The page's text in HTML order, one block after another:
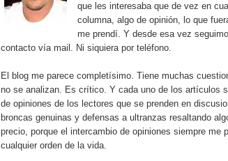
que les interesaba que de vez en
columna, algo de opinión, lo que
me prendí. Y desde esa vez
contacto vía mail. Ni siquiera por teléfono.
El blog me parece completísimo. Tiene muchas
no se analizan. Es crítico. Y cada uno de los artículos
de opiniones de los lectores que se prenden en
broncas genuinas y defensas a ultranzas resaltando
precio, porque el intercambio de opiniones siempre me
cualquier orden de la vida.